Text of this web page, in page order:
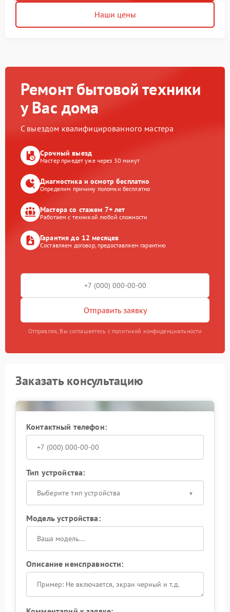
Наши цены
Ремонт бытовой техники
у Вас дома
С выездом квалифицированного мастера
Срочный выезд
Мастер приедет уже через 30 минут
Диагностика и осмотр бесплатно
Определим причину поломки бесплатно
Мастера со стажем 7+ лет
Работаем с техникой любой сложности
Гарантия до 12 месяцев
Составляем договор, предоставляем гарантию
Отправить заявку
Отправляя, Вы соглашаетесь с политикой конфиденциальности
Заказать консультацию
Контактный телефон:
Тип устройства:
Выберите тип устройства
Модель устройства:
Описание неисправности: